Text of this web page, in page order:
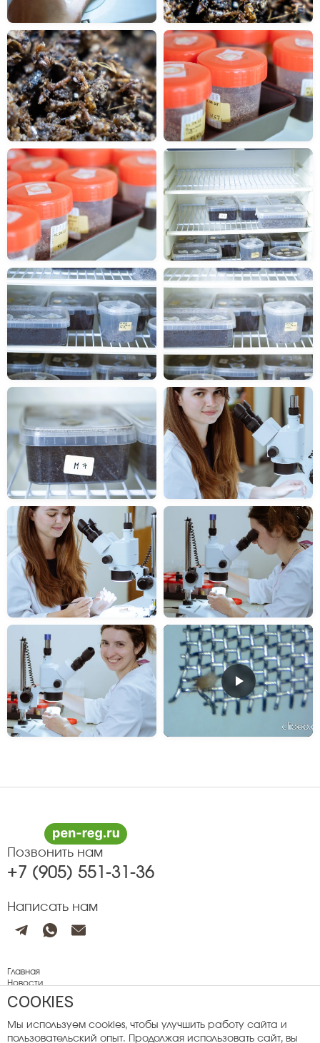
COOKIES
Мы используем cookies, чтобы улучшить работу сайта и
пользовательский опыт. Продолжая использовать сайт, вы
Позвонить нам
+7 (905) 551-31-36
Написать нам
Главная
Новости
Пестициды и гос. регистрация
Карьера
Исследовательская деятельность
Моделирование и прогноз